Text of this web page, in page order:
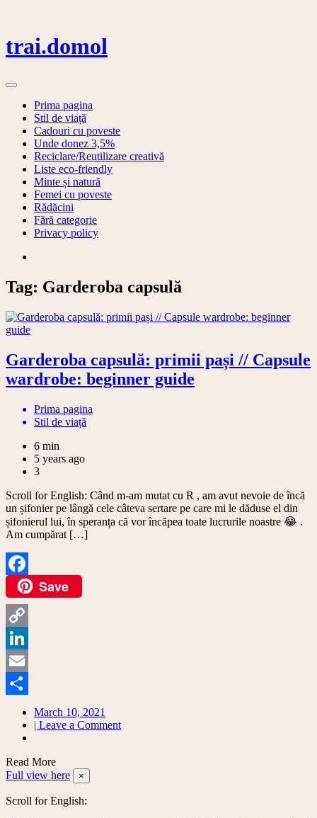
content
trai.domol
Prima pagina
Stil de viață
Cadouri cu poveste
Unde donez 3,5%
Reciclare/Reutilizare creativă
Liste eco-friendly
Minte și natură
Femei cu poveste
Rădăcini
Fără categorie
Privacy policy
Tag: Garderoba capsulă
Garderoba capsulă: primii pași // Capsule
wardrobe: beginner guide
Prima pagina
Stil de viață
6 min
5 years ago
3
Scroll for English: Când m-am mutat cu R , am avut nevoie de încă
un șifonier pe lângă cele câteva sertare pe care mi le dăduse el din
șifonierul lui, în speranța că vor încăpea toate lucrurile noastre 😂 .
Am cumpărat […]
FacebookSave
Copy
Link
LinkedIn
Email
March 10, 2021
| Leave a Commenton
Read More
Full view here
×
Scroll for English: